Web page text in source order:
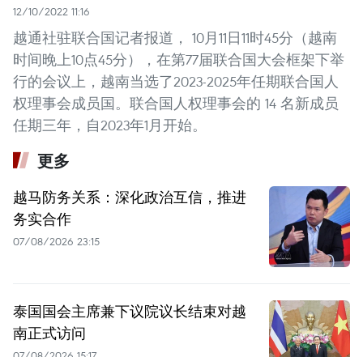
12/10/2022 11:16
越通社驻联合国记者报道， 10月11日11时45分（越南
时间晚上10点45分），在第77届联合国大会框架下举
行的会议上，越南当选了2023-2025年任期联合国人
权理事会成员国。联合国人权理事会的 14 名新成员
任期三年，自2023年1月开始。
更多
越马防务关系：深化政治互信，推进
务实合作
07/08/2026 23:15
泰国国会主席兼下议院议长结束对越
南正式访问